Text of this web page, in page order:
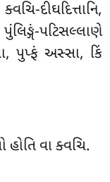
દીઘદિત્તાનિ,
પટિસલ્લાણે
પુપ્ફં અસ્સા, કિં
હોતિ વા ક્વચિ.